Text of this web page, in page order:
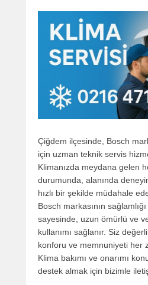
Çiğdem ilçesinde, Bosch
için uzman teknik servis
Klimanızda meydana gelen
durumunda, alanında
hızlı bir şekilde müdahale
Bosch markasının sağlamlığı
sayesinde, uzun ömürlü ve
kullanımı sağlanır. Siz
konforu ve memnuniyeti her
Klima bakımı ve onarımı
destek almak için bizimle